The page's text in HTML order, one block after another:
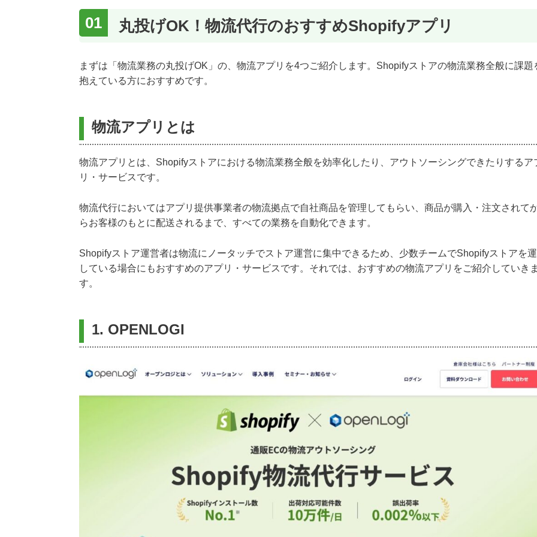
丸投げOK！物流代行のおすすめShopifyアプリ
まずは「物流業務の丸投げOK」の、物流アプリを4つご紹介します。Shopifyストアの物流業務全般に課題
抱えている方におすすめです。
物流アプリとは
物流アプリとは、Shopifyストアにおける物流業務全般を効率化したり、アウトソーシングできたりするア
リ・サービスです。
物流代行においてはアプリ提供事業者の物流拠点で自社商品を管理してもらい、商品が購入・注文されて
らお客様のもとに配送されるまで、すべての業務を自動化できます。
Shopifyストア運営者は物流にノータッチでストア運営に集中できるため、少数チームでShopifyストアを
している場合にもおすすめのアプリ・サービスです。それでは、おすすめの物流アプリをご紹介していきま
す。
1. OPENLOGI